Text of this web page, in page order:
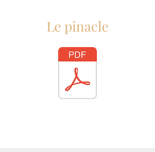
Le pinacle